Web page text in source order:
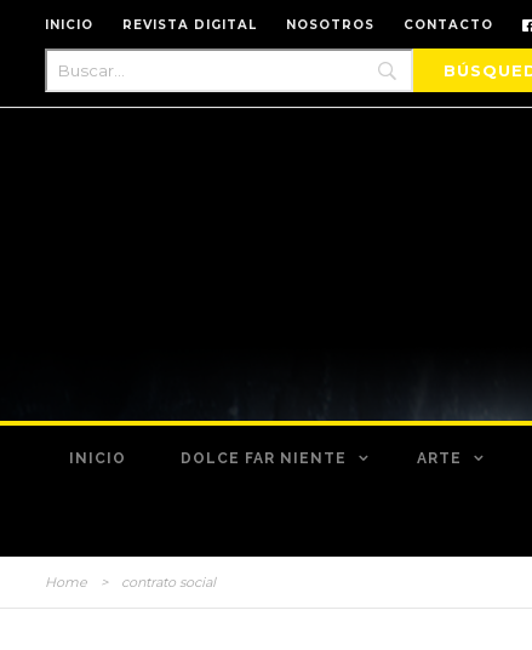
INICIO REVISTA DIGITAL NOSOTROS CONTACTO
INICIO DOLCE FAR NIENTE ARTE
Home > contrato social